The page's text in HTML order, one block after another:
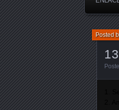
Posted